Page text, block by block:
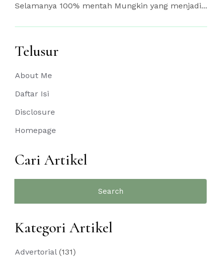
Selamanya 100% mentah Mungkin yang menjadi...
Telusur
About Me
Daftar Isi
Disclosure
Homepage
Cari Artikel
Kategori Artikel
Advertorial (131)